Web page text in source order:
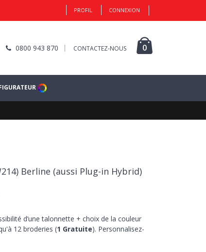
PROFIL CONNEXION
0800 943 870 CONTACTEZ-NOUS 0
Berline (aussi Plug-in Hybrid)
d’une talonnette + choix de la couleur
12 broderies (1 Gratuite). Personnalisez-